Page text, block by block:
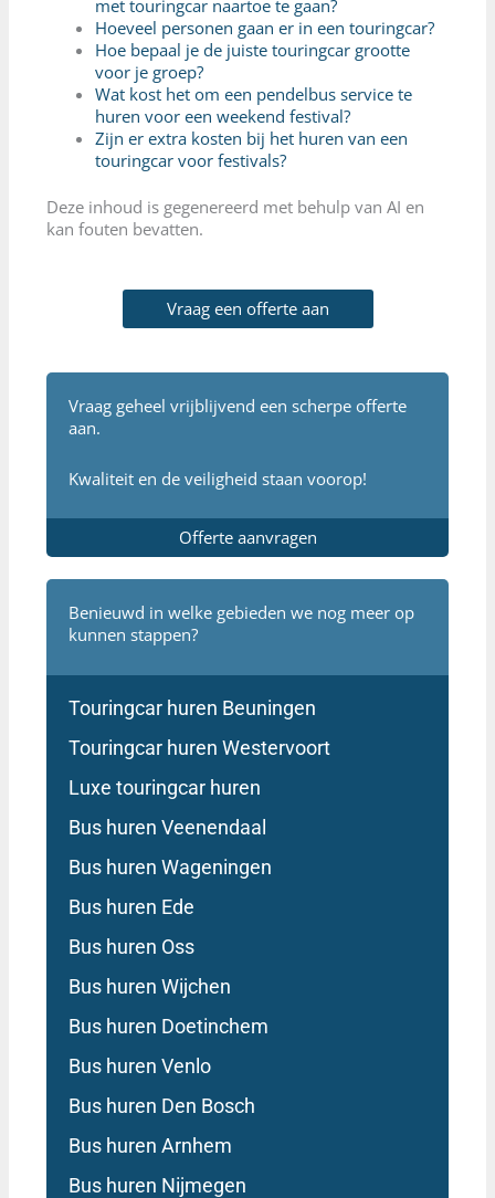
met touringcar naartoe te gaan?
Hoeveel personen gaan er in een touringcar?
Hoe bepaal je de juiste touringcar grootte
voor je groep?
Wat kost het om een pendelbus service te
huren voor een weekend festival?
Zijn er extra kosten bij het huren van een
touringcar voor festivals?
Deze inhoud is gegenereerd met behulp van AI en
kan fouten bevatten.
Vraag een offerte aan
Vraag geheel vrijblijvend een scherpe offerte
aan.
Kwaliteit en de veiligheid staan voorop!
Offerte aanvragen
Benieuwd in welke gebieden we nog meer op
kunnen stappen?
Touringcar huren Beuningen
Touringcar huren Westervoort
Luxe touringcar huren
Bus huren Veenendaal
Bus huren Wageningen
Bus huren Ede
Bus huren Oss
Bus huren Wijchen
Bus huren Doetinchem
Bus huren Venlo
Bus huren Den Bosch
Bus huren Arnhem
Bus huren Nijmegen